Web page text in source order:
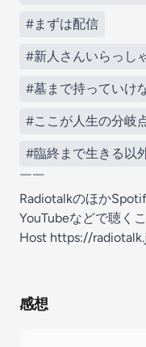
#まずは配信
#新人さんいらっし
#墓まで持っていけ
#ここが人生の分岐
#臨終まで生きる以
￣￣
Radiotalkのほか
YouTubeなどで聴く
Host https://
感想